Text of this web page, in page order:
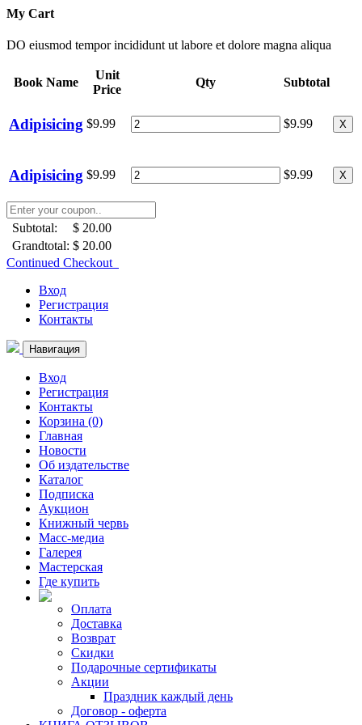
My Cart
DO eiusmod tempor incididunt ut labore et dolore magna aliqua
Book Name
Unit
Price
Qty Subtotal
Adipisicing $9.99 $9.99 X
Adipisicing $9.99 $9.99 X
Subtotal:
$ 20.00
Grandtotal: $ 20.00
Continued Checkout
Вход
Регистрация
Контакты
Навигация
Вход
Регистрация
Контакты
Корзина (0)
Главная
Новости
Об издательстве
Каталог
Подписка
Аукцион
Книжный червь
Масс-медиа
Галерея
Мастерская
Где купить
Оплата
Доставка
Возврат
Скидки
Подарочные сертификаты
Акции
Праздник каждый день
Договор - оферта